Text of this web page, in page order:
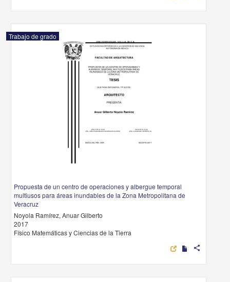
Trabajo de grado
Propuesta de un centro de operaciones y albergue temporal
multiusos para áreas inundables de la Zona Metropolitana de
Veracruz
Noyola Ramírez, Anuar Gilberto
2017
Físico Matemáticas y Ciencias de la Tierra
share